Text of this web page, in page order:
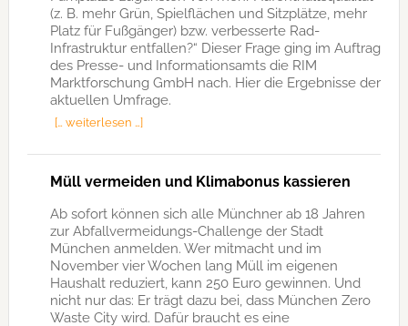
(z. B. mehr Grün, Spielflächen und Sitzplätze, mehr
Platz für Fußgänger) bzw. verbesserte Rad-
Infrastruktur entfallen?“ Dieser Frage ging im Auftrag
des Presse- und Informationsamts die RIM
Marktforschung GmbH nach. Hier die Ergebnisse der
aktuellen Umfrage.
[… weiterlesen …]
Müll vermeiden und Klimabonus kassieren
Ab sofort können sich alle Münchner ab 18 Jahren
zur Abfallvermeidungs-Challenge der Stadt
München anmelden. Wer mitmacht und im
November vier Wochen lang Müll im eigenen
Haushalt reduziert, kann 250 Euro gewinnen. Und
nicht nur das: Er trägt dazu bei, dass München Zero
Waste City wird. Dafür braucht es eine